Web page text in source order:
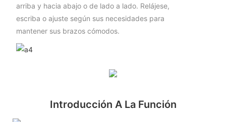
arriba y hacia abajo o de lado a lado. Relájese,
escriba o ajuste según sus necesidades para
mantener sus brazos cómodos.
Introducción A La Función